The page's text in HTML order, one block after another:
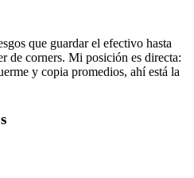
que guardar el efectivo hasta
de corners. Mi posición es directa:
y copia promedios, ahí está la